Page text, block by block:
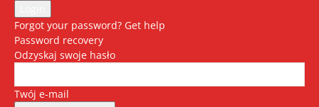
Forgot your password? Get help
Password recovery
Odzyskaj swoje hasło
Twój e-mail